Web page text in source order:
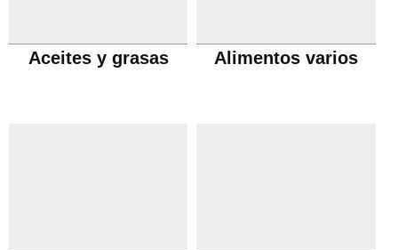
Aceites y grasas Alimentos varios